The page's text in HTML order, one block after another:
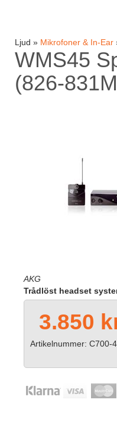
Ljud » Mikrofoner & In-Ear
WMS45
(826-
AKG
Trådlöst headset
3.850
Artikelnummer: C700-